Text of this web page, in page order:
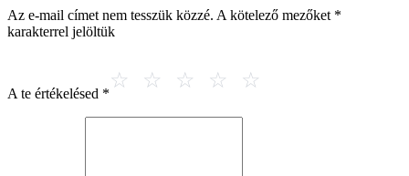
Az e-mail címet nem tesszük közzé. A kötelező mezőket *
karakterrel jelöltük
A te értékelésed *